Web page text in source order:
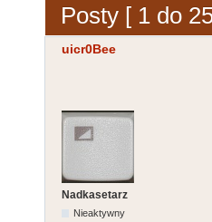
Posty [ 1 do
uicr0Bee
Nadkasetarz
Nieaktywny